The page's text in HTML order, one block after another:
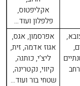
אקליפטוס,
פלפלון ועוד…
אפרסמון, אגס,
אגוז אדמה, זית,
ליצ’י, כותנה,
קיווי, נקטרינה,
שטחי בור ועוד…